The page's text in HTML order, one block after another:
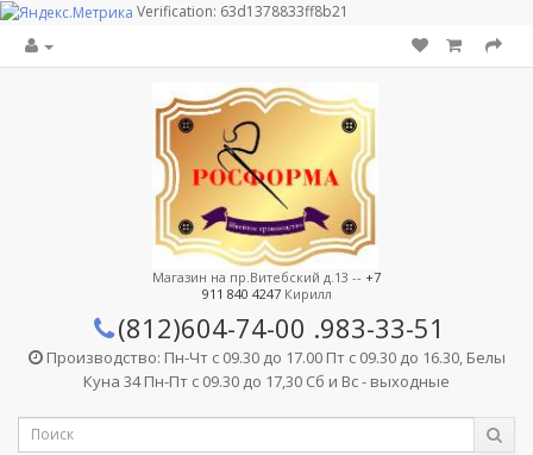
Verification: 63d1378833ff8b21
Магазин на пр.Витебский д.13 -- +7
911 840 4247Кирилл
(812)604-74-00 .983-33-51
Производство: Пн-Чт с 09.30 до 17.00 Пт с 09.30 до 16.30, Белы
Куна 34 Пн-Пт с 09.30 до 17,30 Сб и Вс - выходные